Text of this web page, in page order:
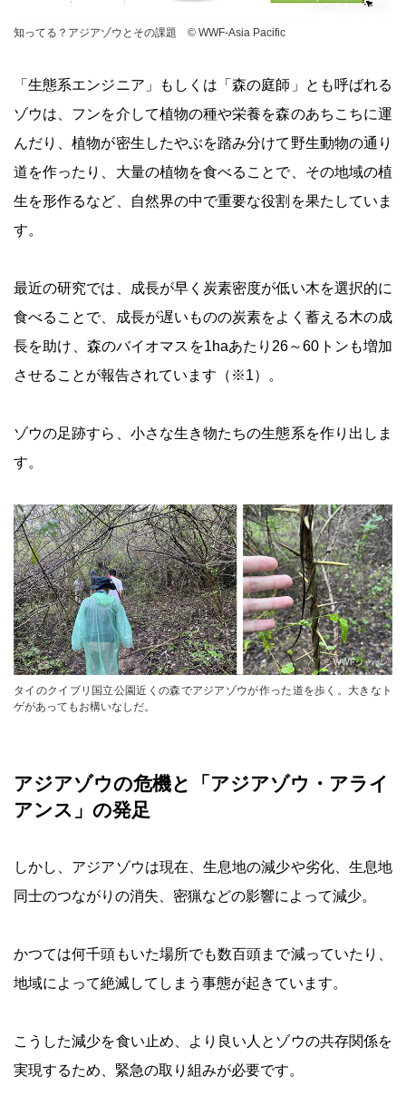
© WWF-Asia Pacific
知ってる？アジアゾウとその課題 © WWF-Asia Pacific
「生態系エンジニア」もしくは「森の庭師」とも呼ばれる
ゾウは、フンを介して植物の種や栄養を森のあちこちに運
んだり、植物が密生したやぶを踏み分けて野生動物の通り
道を作ったり、大量の植物を食べることで、その地域の植
生を形作るなど、自然界の中で重要な役割を果たしていま
す。
最近の研究では、成長が早く炭素密度が低い木を選択的に
食べることで、成長が遅いものの炭素をよく蓄える木の成
長を助け、森のバイオマスを1haあたり26～60トンも増加
させることが報告されています（※1）。
ゾウの足跡すら、小さな生き物たちの生態系を作り出しま
す。
© WWFジャパン
タイのクイブリ国立公園近くの森でアジアゾウが作った道を歩く。大きなト
ゲがあってもお構いなしだ。
アジアゾウの危機と「アジアゾウ・アライ
アンス」の発足
しかし、アジアゾウは現在、生息地の減少や劣化、生息地
同士のつながりの消失、密猟などの影響によって減少。
かつては何千頭もいた場所でも数百頭まで減っていたり、
地域によって絶滅してしまう事態が起きています。
こうした減少を食い止め、より良い人とゾウの共存関係を
実現するため、緊急の取り組みが必要です。